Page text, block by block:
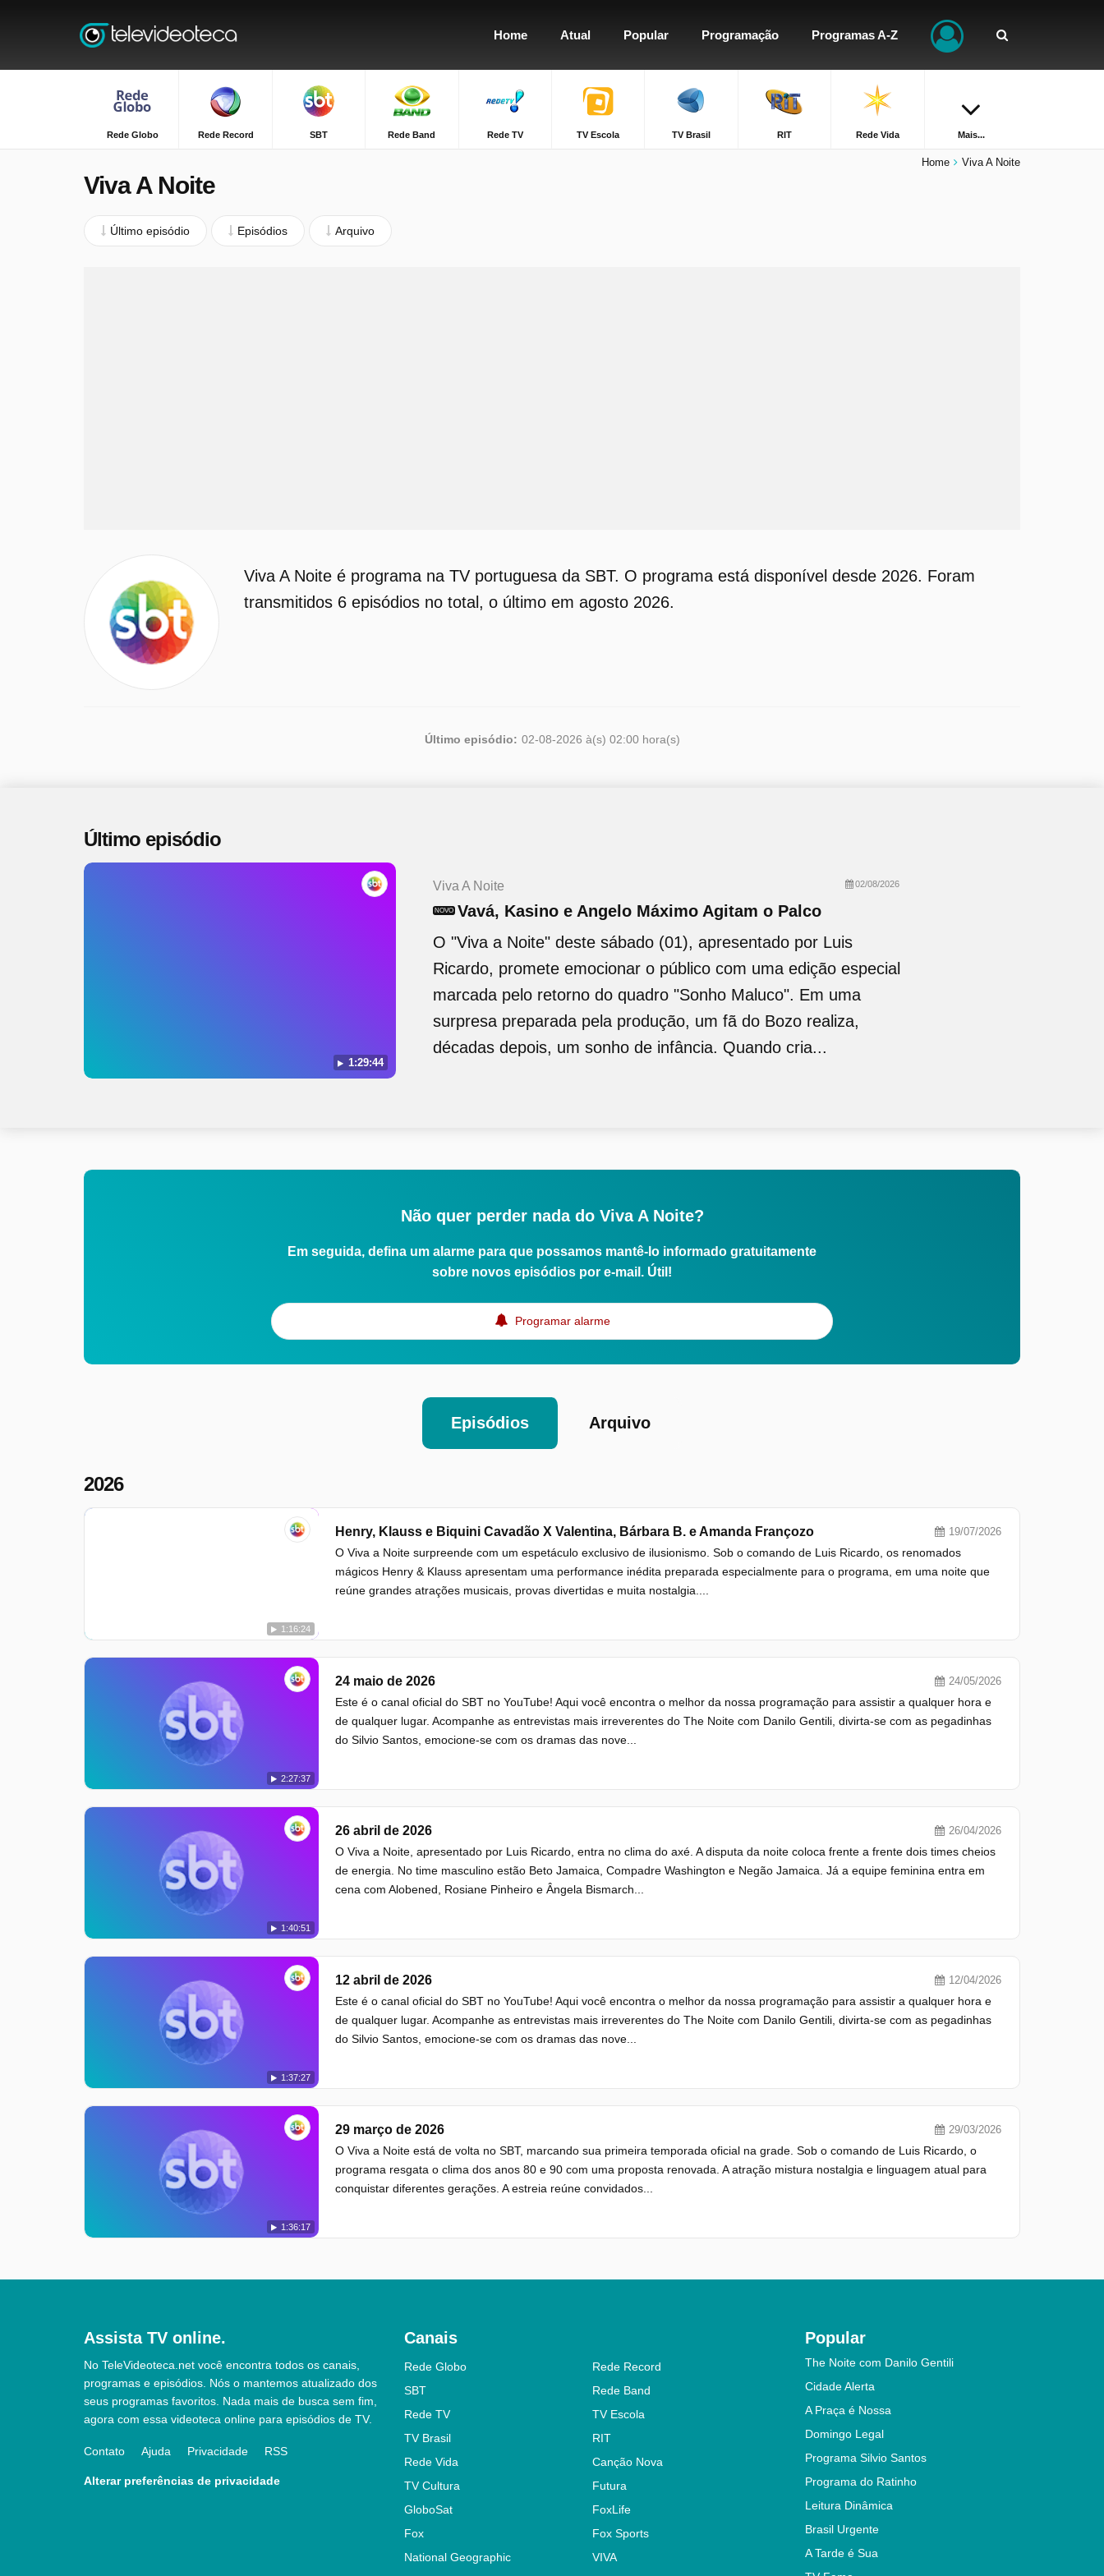
Home Atual Popular Programação Programas A-Z
Rede Globo Rede Record SBT Rede Band Rede TV TV Escola TV Brasil RIT Rede Vida Mais...
Home Viva A Noite
Viva A Noite
Último episódio Episódios Arquivo
Viva A Noite é programa na TV portuguesa da SBT. O programa está disponível desde 2026. Foram
transmitidos 6 episódios no total, o último em agosto 2026.
Último episódio: 02-08-2026 à(s) 02:00 hora(s)
Último episódio
1:29:44
Viva A Noite 02/08/2026
NOVO Vavá, Kasino e Angelo Máximo Agitam o Palco
O "Viva a Noite" deste sábado (01), apresentado por Luis
Ricardo, promete emocionar o público com uma edição especial
marcada pelo retorno do quadro "Sonho Maluco". Em uma
surpresa preparada pela produção, um fã do Bozo realiza,
décadas depois, um sonho de infância. Quando cria...
Não quer perder nada do Viva A Noite?
Em seguida, defina um alarme para que possamos mantê-lo informado gratuitamente
sobre novos episódios por e-mail. Útil!
Programar alarme
Episódios Arquivo
2026
1:16:24
Henry, Klauss e Biquini Cavadão X Valentina, Bárbara B. e Amanda Françozo 19/07/2026
O Viva a Noite surpreende com um espetáculo exclusivo de ilusionismo. Sob o comando de Luis Ricardo, os renomados
mágicos Henry & Klauss apresentam uma performance inédita preparada especialmente para o programa, em uma noite que
reúne grandes atrações musicais, provas divertidas e muita nostalgia....
2:27:37
24 maio de 2026 24/05/2026
Este é o canal oficial do SBT no YouTube! Aqui você encontra o melhor da nossa programação para assistir a qualquer hora e
de qualquer lugar. Acompanhe as entrevistas mais irreverentes do The Noite com Danilo Gentili, divirta-se com as pegadinhas
do Silvio Santos, emocione-se com os dramas das nove...
1:40:51
26 abril de 2026 26/04/2026
O Viva a Noite, apresentado por Luis Ricardo, entra no clima do axé. A disputa da noite coloca frente a frente dois times cheios
de energia. No time masculino estão Beto Jamaica, Compadre Washington e Negão Jamaica. Já a equipe feminina entra em
cena com Alobened, Rosiane Pinheiro e Ângela Bismarch...
1:37:27
12 abril de 2026 12/04/2026
Este é o canal oficial do SBT no YouTube! Aqui você encontra o melhor da nossa programação para assistir a qualquer hora e
de qualquer lugar. Acompanhe as entrevistas mais irreverentes do The Noite com Danilo Gentili, divirta-se com as pegadinhas
do Silvio Santos, emocione-se com os dramas das nove...
1:36:17
29 março de 2026 29/03/2026
O Viva a Noite está de volta no SBT, marcando sua primeira temporada oficial na grade. Sob o comando de Luis Ricardo, o
programa resgata o clima dos anos 80 e 90 com uma proposta renovada. A atração mistura nostalgia e linguagem atual para
conquistar diferentes gerações. A estreia reúne convidados...
Assista TV online.
No TeleVideoteca.net você encontra todos os canais,
programas e episódios. Nós o mantemos atualizado dos
seus programas favoritos. Nada mais de busca sem fim,
agora com essa videoteca online para episódios de TV.
Contato Ajuda Privacidade RSS
Alterar preferências de privacidade
Canais
Rede Globo
Rede Record
SBT
Rede Band
Rede TV
TV Escola
TV Brasil
RIT
Rede Vida
Canção Nova
TV Cultura
Futura
GloboSat
FoxLife
Fox
Fox Sports
National Geographic
VIVA
Popular
The Noite com Danilo Gentili
Cidade Alerta
A Praça é Nossa
Domingo Legal
Programa Silvio Santos
Programa do Ratinho
Leitura Dinâmica
Brasil Urgente
A Tarde é Sua